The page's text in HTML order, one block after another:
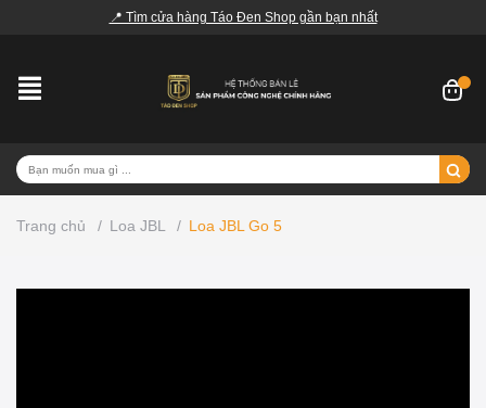
📍 Tìm cửa hàng Táo Đen Shop gần bạn nhất
Trang chủ / Loa JBL / Loa JBL Go 5